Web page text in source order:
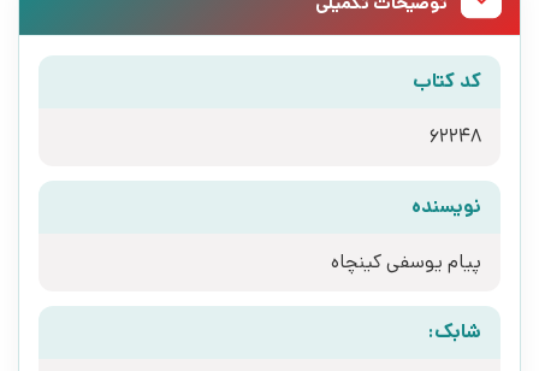
کد کتاب
62248
نویسنده
پیام یوسفی کینچاه
شابک: